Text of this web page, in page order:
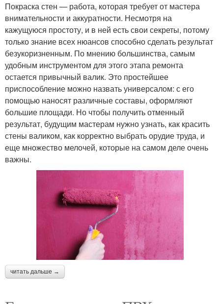
Покраска стен — работа, которая требует от мастера
внимательности и аккуратности. Несмотря на
кажущуюся простоту, и в ней есть свои секреты, потому
только знание всех нюансов способно сделать результат
безукоризненным. По мнению большинства, самым
удобным инструментом для этого этапа ремонта
остается привычный валик. Это простейшее
приспособление можно назвать универсалом: с его
помощью наносят различные составы, оформляют
большие площади. Но чтобы получить отменный
результат, будущим мастерам нужно узнать, как красить
стены валиком, как корректно выбрать орудие труда, и
еще множество мелочей, которые на самом деле очень
важны.
читать дальше →